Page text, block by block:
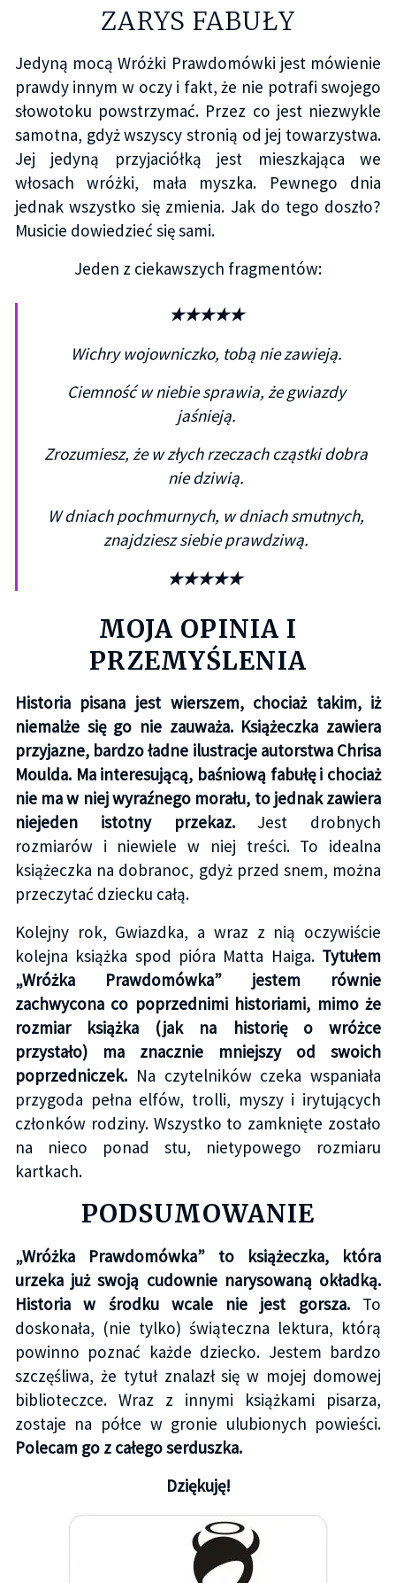
ZARYS FABUŁY
Jedyną mocą Wróżki Prawdomówki jest mówienie
prawdy innym w oczy i fakt, że nie potrafi swojego
słowotoku powstrzymać. Przez co jest niezwykle
samotna, gdyż wszyscy stronią od jej towarzystwa.
Jej jedyną przyjaciółką jest mieszkająca we
włosach wróżki, mała myszka. Pewnego dnia
jednak wszystko się zmienia. Jak do tego doszło?
Musicie dowiedzieć się sami.
Jeden z ciekawszych fragmentów:
★★★★★
Wichry wojowniczko, tobą nie zawieją.
Ciemność w niebie sprawia, że gwiazdy
jaśnieją.
Zrozumiesz, że w złych rzeczach cząstki dobra
nie dziwią.
W dniach pochmurnych, w dniach smutnych,
znajdziesz siebie prawdziwą.
★★★★★
MOJA OPINIA I
PRZEMYŚLENIA
Historia pisana jest wierszem, chociaż takim, iż
niemalże się go nie zauważa. Książeczka zawiera
przyjazne, bardzo ładne ilustracje autorstwa Chrisa
Moulda. Ma interesującą, baśniową fabułę i chociaż
nie ma w niej wyraźnego morału, to jednak zawiera
niejeden istotny przekaz.Jest drobnych
rozmiarów i niewiele w niej treści. To idealna
książeczka na dobranoc, gdyż przed snem, można
przeczytać dziecku całą.
Kolejny rok, Gwiazdka, a wraz z nią oczywiście
kolejna książka spod pióra Matta Haiga. Tytułem
„Wróżka Prawdomówka” jestem równie
zachwycona co poprzednimi historiami, mimo że
rozmiar książka (jak na historię o wróżce
przystało) ma znacznie mniejszy od swoich
poprzedniczek.Na czytelników czeka wspaniała
przygoda pełna elfów, trolli, myszy i irytujących
członków rodziny. Wszystko to zamknięte zostało
na nieco ponad stu, nietypowego rozmiaru
kartkach.
PODSUMOWANIE
„Wróżka Prawdomówka” to książeczka, która
urzeka już swoją cudownie narysowaną okładką.
Historia w środku wcale nie jest gorsza.To
doskonała, (nie tylko) świąteczna lektura, którą
powinno poznać każde dziecko. Jestem bardzo
szczęśliwa, że tytuł znalazł się w mojej domowej
biblioteczce. Wraz z innymi książkami pisarza,
zostaje na półce w gronie ulubionych powieści.
Polecam go z całego serduszka.
Dziękuję!